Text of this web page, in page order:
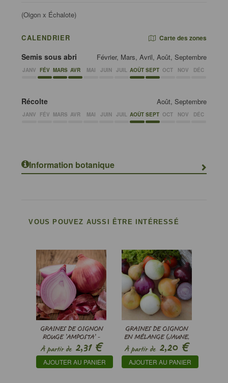
(Oigon x Échalote)
CALENDRIER Carte des zones
Semis sous abri Février, Mars, Avril, Août, Septembre
JANV FÉV MARS AVR MAI JUIN JUIL AOÛT SEPT OCT NOV DÉC
Récolte Août, Septembre
JANV FÉV MARS AVR MAI JUIN JUIL AOÛT SEPT OCT NOV DÉC
Information botanique
VOUS POUVEZ AUSSI ÊTRE INTÉRESSÉ
GRAINES DE OIGNON
ROUGE ’AMPOSTA’ -
ALLIUM CEPA
À partir de2,31€
AJOUTER AU PANIER
GRAINES DE OIGNON
EN MÉLANGE (JAUNE,
ROUGE, BLANC) -
ALLIUM CEPA
À partir de2,20€
AJOUTER AU PANIER